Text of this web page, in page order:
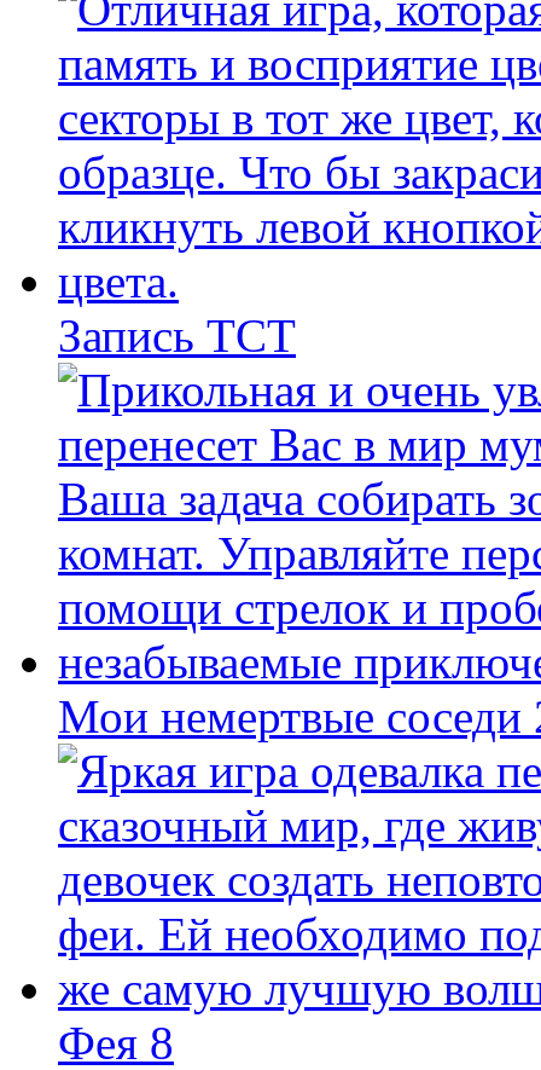
Запись ТСТ
Мои немертвые
Фея 8